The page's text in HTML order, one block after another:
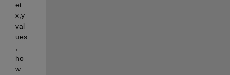
et
x,y
val
ues
ho
w